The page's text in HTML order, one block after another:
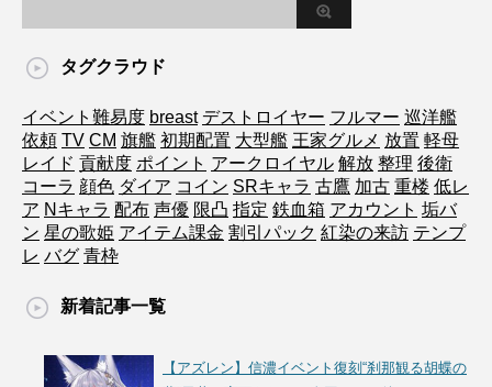
タグクラウド
イベント難易度 breast デストロイヤー フルマー 巡洋艦
依頼 TV CM 旗艦 初期配置 大型艦 王家グルメ 放置 軽母
レイド 貢献度 ポイント アークロイヤル 解放 整理 後衛
コーラ 顔色 ダイア コイン SRキャラ 古鷹 加古 重楼 低レ
ア Nキャラ 配布 声優 限凸 指定 鉄血箱 アカウント 垢バ
ン 星の歌姫 アイテム課金 割引パック 紅染の来訪 テンプ
レ バグ 青枠
新着記事一覧
【アズレン】信濃イベント復刻“刹那観る胡蝶の